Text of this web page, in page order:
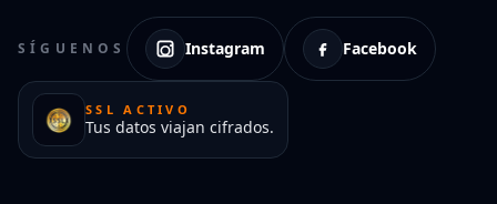
SÍGUENOS Instagram Facebook
SSL ACTIVO
Tus datos viajan cifrados.